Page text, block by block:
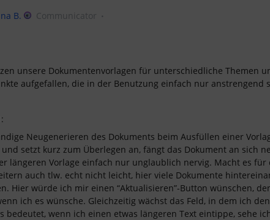
B.
Communicator
unsere Dokumentenvorlagen für unterschiedliche Themen
aufgefallen, die in der Benutzung einfach nur anstrengend
Neugenerieren des Dokuments beim Ausfüllen einer
und setzt kurz zum Überlegen an, fängt das Dokument an sich
längeren Vorlage einfach nur unglaublich nervig. Macht es für
auch tlw. echt nicht leicht, hier viele Dokumente
Hier würde ich mir einen “Aktualisieren”-Button wünschen,
ich es wünsche. Gleichzeitig wächst das Feld, in dem ich
bedeutet, wenn ich einen etwas längeren Text eintippe, sehe